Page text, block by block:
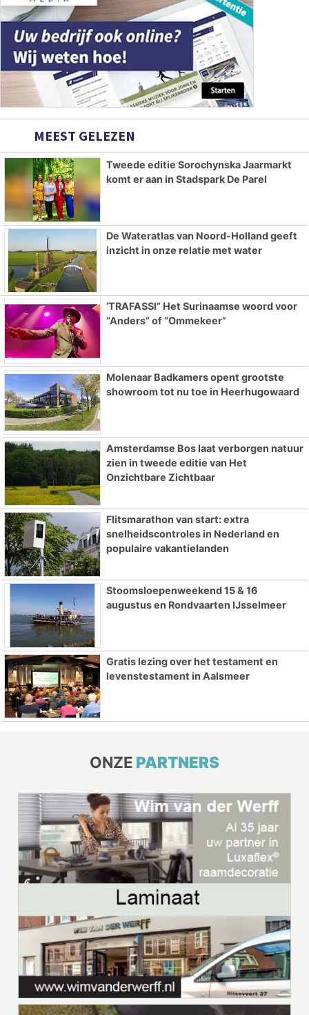
MEEST GELEZEN
Tweede editie Sorochynska Jaarmarkt
komt er aan in Stadspark De Parel
De Wateratlas van Noord-Holland geeft
inzicht in onze relatie met water
‘TRAFASSI” Het Surinaamse woord voor
“Anders” of “Ommekeer”
Molenaar Badkamers opent grootste
showroom tot nu toe in Heerhugowaard
Amsterdamse Bos laat verborgen natuur
zien in tweede editie van Het
Onzichtbare Zichtbaar
Flitsmarathon van start: extra
snelheidscontroles in Nederland en
populaire vakantielanden
Stoomsloepenweekend 15 & 16
augustus en Rondvaarten IJsselmeer
Gratis lezing over het testament en
levenstestament in Aalsmeer
ONZE PARTNERS